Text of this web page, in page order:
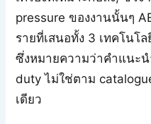
pressure ของงานนั้นๆ
รายที่เสนอทั้ง 3 เทคโนโ
ซึ่งหมายความว่าคำแนะ
duty ไม่ใช่ตาม
เดียว